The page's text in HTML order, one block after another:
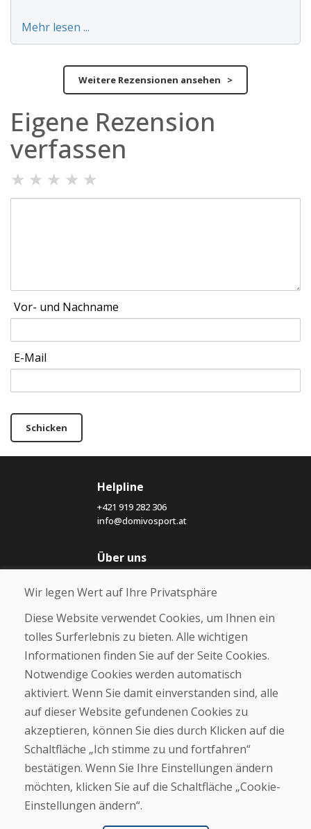
Mehr lesen ...
Weitere Rezensionen ansehen >
Eigene Rezension
verfassen
★ ★ ★ ★ ★
Vor- und Nachname
E-Mail
Schicken
Helpline
+421 919 282 306
info@domivosport.at
Über uns
Über uns
Kontakt
Kaufen
E-Shop
Geschäftsbedingungen
Zahlung
Beschwerde
Rückgabe und Umtausch von Waren
Cookies
Wir legen Wert auf Ihre Privatsphäre
Diese Website verwendet Cookies, um Ihnen ein
tolles Surferlebnis zu bieten. Alle wichtigen
Informationen finden Sie auf der Seite Cookies.
Notwendige Cookies werden automatisch
aktiviert. Wenn Sie damit einverstanden sind, alle
auf dieser Website gefundenen Cookies zu
akzeptieren, können Sie dies durch Klicken auf die
Schaltfläche „Ich stimme zu und fortfahren“
bestätigen. Wenn Sie Ihre Einstellungen ändern
möchten, klicken Sie auf die Schaltfläche „Cookie-
Einstellungen ändern“.